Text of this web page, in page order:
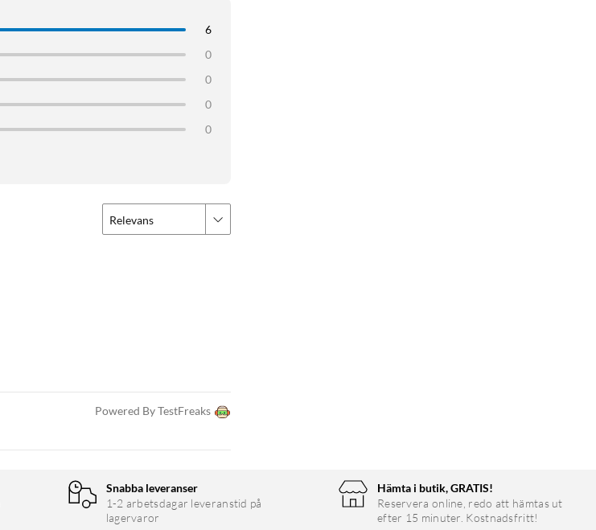
6
0
0
0
0
Relevans
Powered By TestFreaks
Snabba leveranser
1-2 arbetsdagar leveranstid på
lagervaror
Hämta i butik, GRATIS!
Reservera online, redo att hämtas ut
efter 15 minuter. Kostnadsfritt!